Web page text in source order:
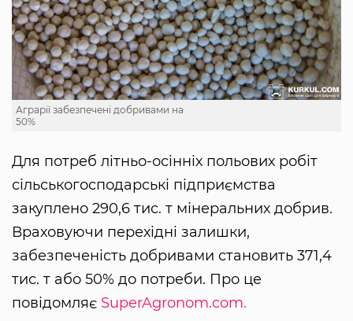
Аграрії забезпечені добривами на
50%
Для потреб літньо-осінніх польових робіт
сільськогосподарські підприємства
закуплено 290,6 тис. т мінеральних добрив.
Враховуючи перехідні залишки,
забезпеченість добривами становить 371,4
тис. т або 50% до потреби. Про це
повідомляє SuperAgronom.com.